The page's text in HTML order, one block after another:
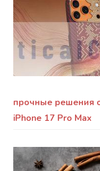
прочные решения
iPhone 17 Pro Max